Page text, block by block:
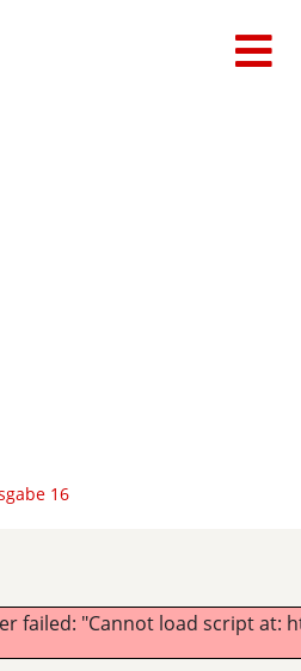
16
failed: "Cannot load script